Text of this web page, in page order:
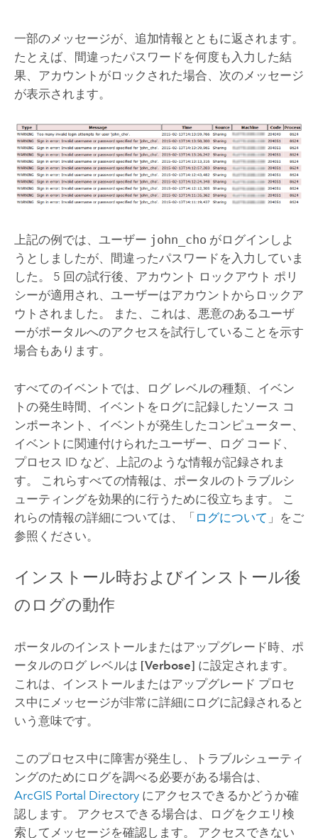
一部のメッセージが、追加情報とともに返されます。
たとえば、間違ったパスワードを何度も入力した結
果、アカウントがロックされた場合、次のメッセージ
が表示されます。
上記の例では、ユーザー john_cho がログインしよ
うとしましたが、間違ったパスワードを入力していま
した。 5 回の試行後、アカウント ロックアウト ポリ
シーが適用され、ユーザーはアカウントからロックア
ウトされました。 また、これは、悪意のあるユーザ
ーがポータルへのアクセスを試行していることを示す
場合もあります。
すべてのイベントでは、ログ レベルの種類、イベン
トの発生時間、イベントをログに記録したソース コ
ンポーネント、イベントが発生したコンピューター、
イベントに関連付けられたユーザー、ログ コード、
プロセス ID など、上記のような情報が記録されま
す。 これらすべての情報は、ポータルのトラブルシ
ューティングを効果的に行うために役立ちます。 こ
れらの情報の詳細については、「 ログについて 」をご
参照ください。
インストール時およびインストール後
のログの動作
ポータルのインストールまたはアップグレード時、ポ
ータルのログ レベルは [Verbose] に設定されます。
これは、インストールまたはアップグレード プロセ
ス中にメッセージが非常に詳細にログに記録されると
いう意味です。
このプロセス中に障害が発生し、トラブルシューティ
ングのためにログを調べる必要がある場合は、
ArcGIS Portal Directoryにアクセスできるかどうか確
認します。 アクセスできる場合は、ログをクエリ検
索してメッセージを確認します。 アクセスできない